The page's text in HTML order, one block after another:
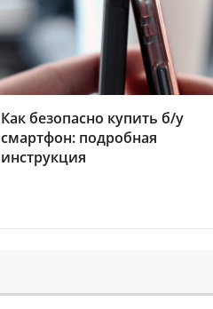
Как безопасно купить б/у
смартфон: подробная
инструкция